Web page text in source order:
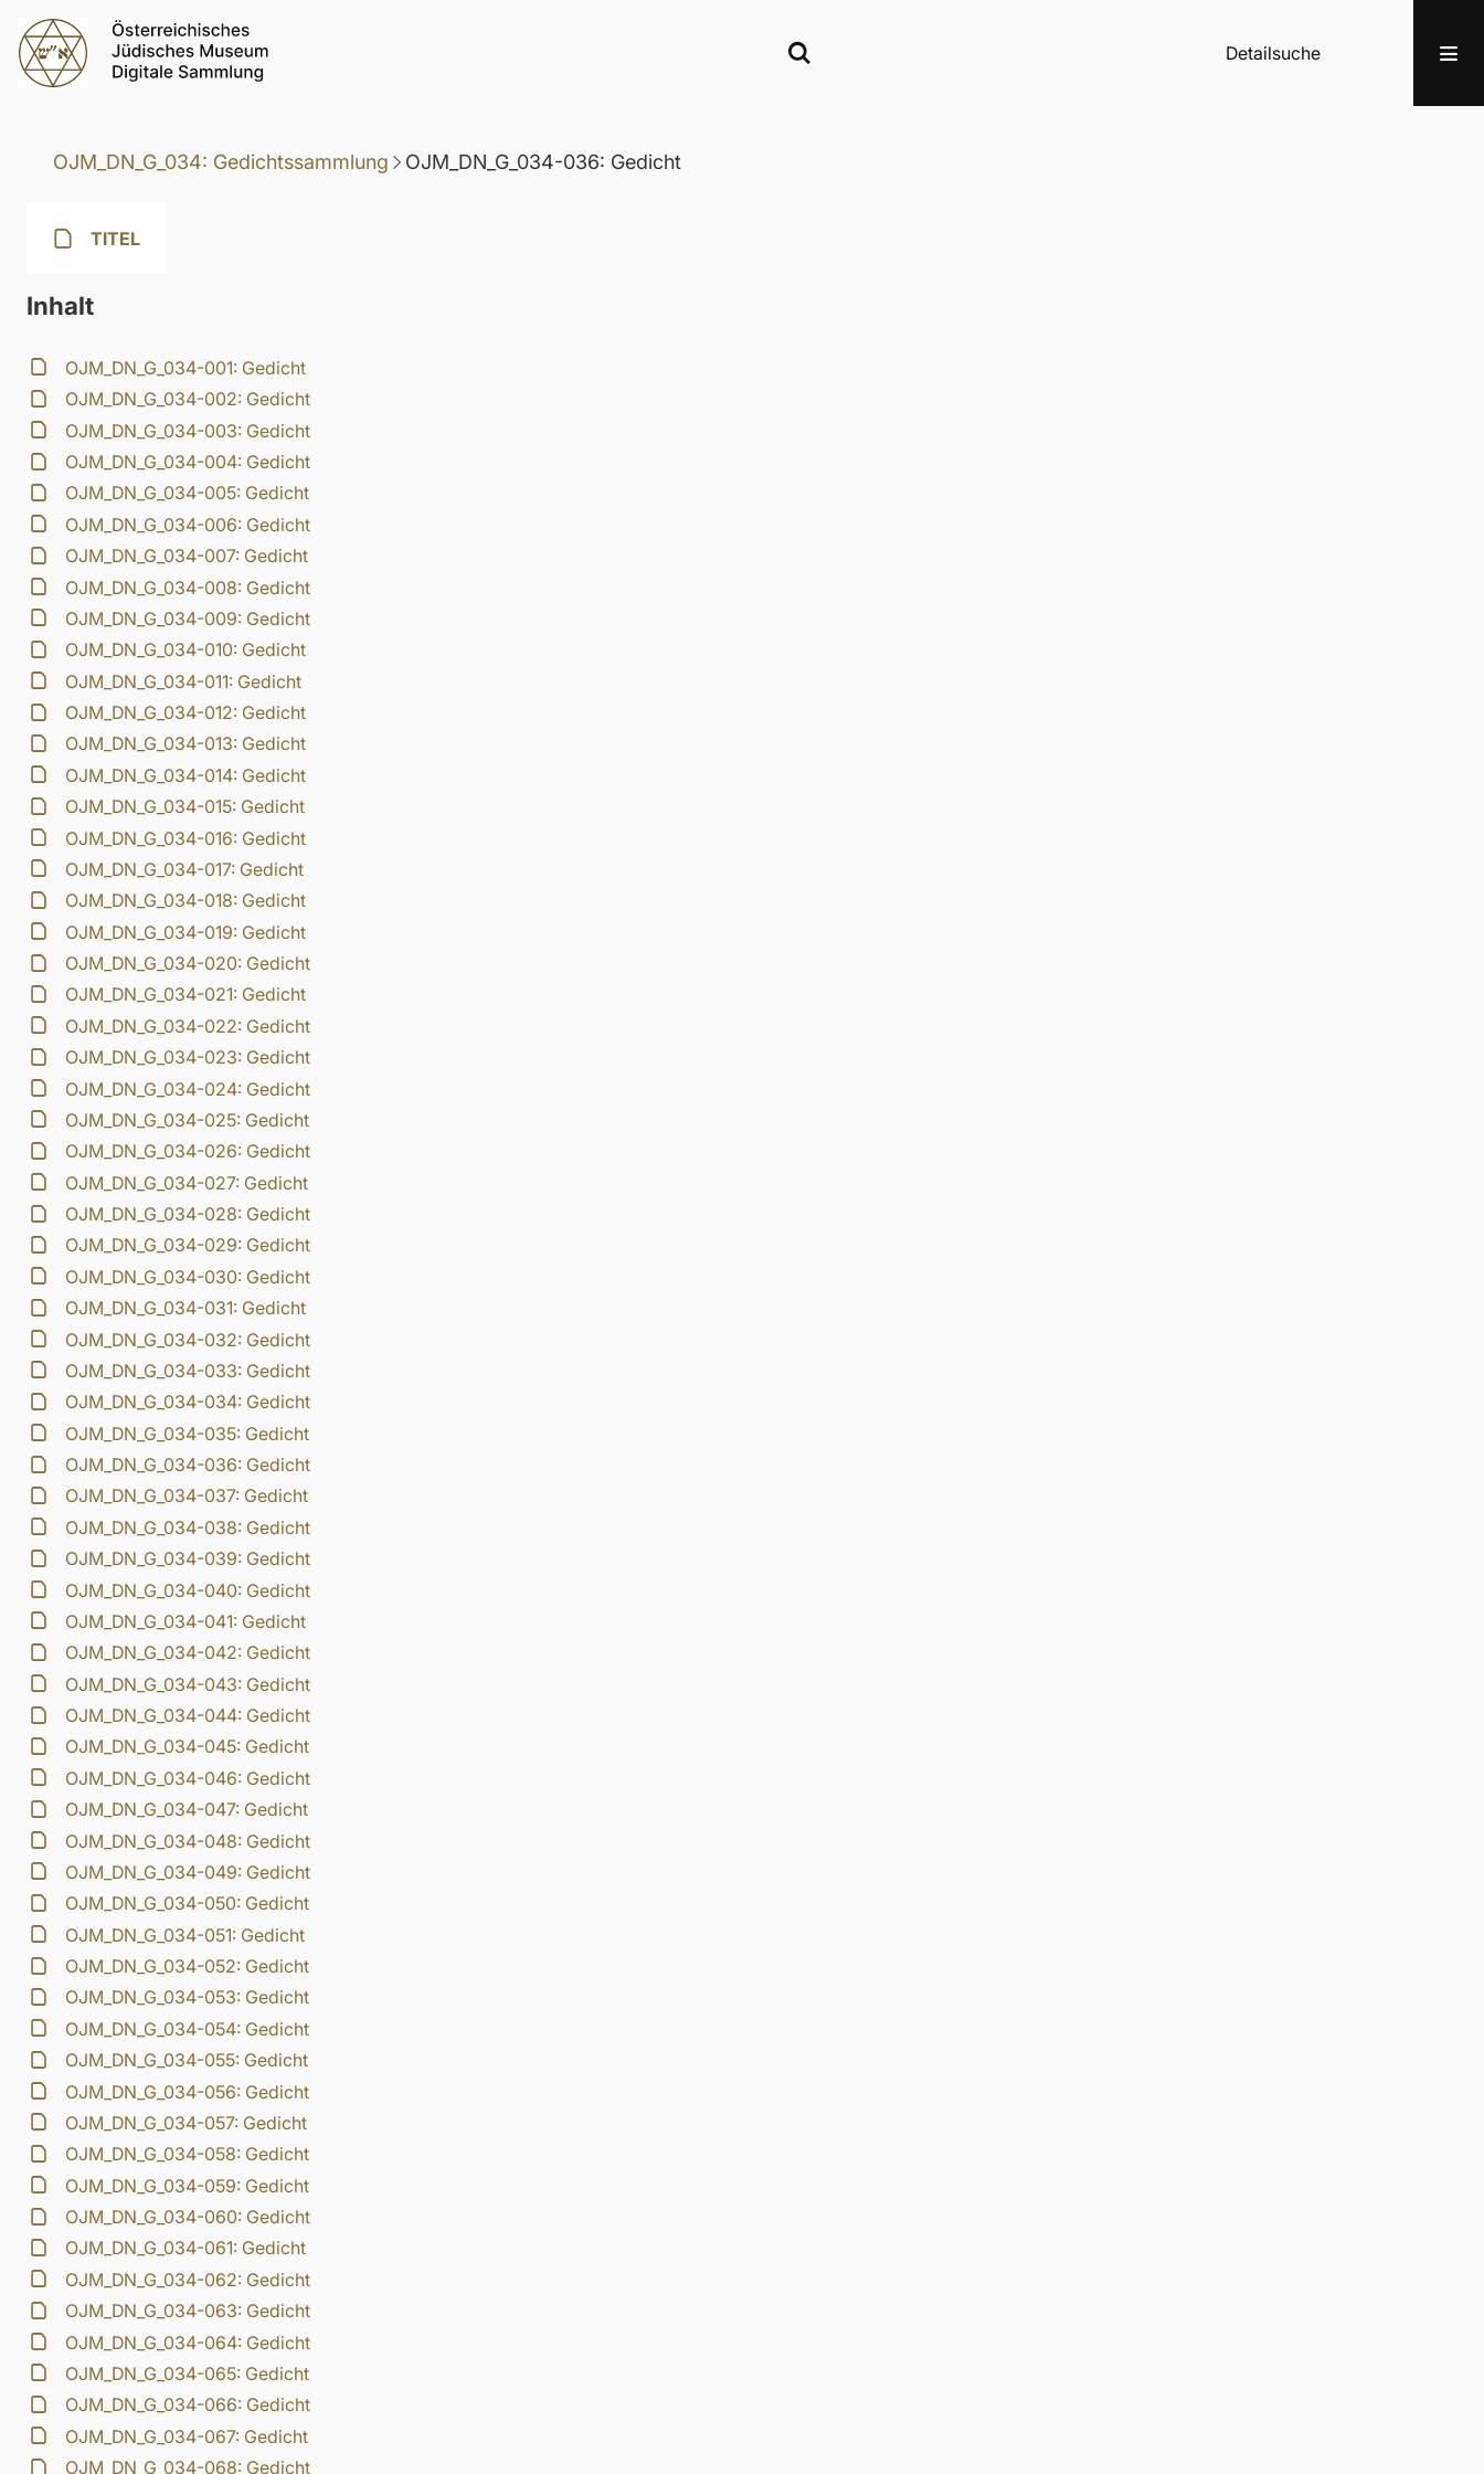
Detailsuche
OJM_DN_G_034: Gedichtssammlung OJM_DN_G_034-036: Gedicht
TITEL
Inhalt
OJM_DN_G_034-001: Gedicht
OJM_DN_G_034-002: Gedicht
OJM_DN_G_034-003: Gedicht
OJM_DN_G_034-004: Gedicht
OJM_DN_G_034-005: Gedicht
OJM_DN_G_034-006: Gedicht
OJM_DN_G_034-007: Gedicht
OJM_DN_G_034-008: Gedicht
OJM_DN_G_034-009: Gedicht
OJM_DN_G_034-010: Gedicht
OJM_DN_G_034-011: Gedicht
OJM_DN_G_034-012: Gedicht
OJM_DN_G_034-013: Gedicht
OJM_DN_G_034-014: Gedicht
OJM_DN_G_034-015: Gedicht
OJM_DN_G_034-016: Gedicht
OJM_DN_G_034-017: Gedicht
OJM_DN_G_034-018: Gedicht
OJM_DN_G_034-019: Gedicht
OJM_DN_G_034-020: Gedicht
OJM_DN_G_034-021: Gedicht
OJM_DN_G_034-022: Gedicht
OJM_DN_G_034-023: Gedicht
OJM_DN_G_034-024: Gedicht
OJM_DN_G_034-025: Gedicht
OJM_DN_G_034-026: Gedicht
OJM_DN_G_034-027: Gedicht
OJM_DN_G_034-028: Gedicht
OJM_DN_G_034-029: Gedicht
OJM_DN_G_034-030: Gedicht
OJM_DN_G_034-031: Gedicht
OJM_DN_G_034-032: Gedicht
OJM_DN_G_034-033: Gedicht
OJM_DN_G_034-034: Gedicht
OJM_DN_G_034-035: Gedicht
OJM_DN_G_034-036: Gedicht
OJM_DN_G_034-037: Gedicht
OJM_DN_G_034-038: Gedicht
OJM_DN_G_034-039: Gedicht
OJM_DN_G_034-040: Gedicht
OJM_DN_G_034-041: Gedicht
OJM_DN_G_034-042: Gedicht
OJM_DN_G_034-043: Gedicht
OJM_DN_G_034-044: Gedicht
OJM_DN_G_034-045: Gedicht
OJM_DN_G_034-046: Gedicht
OJM_DN_G_034-047: Gedicht
OJM_DN_G_034-048: Gedicht
OJM_DN_G_034-049: Gedicht
OJM_DN_G_034-050: Gedicht
OJM_DN_G_034-051: Gedicht
OJM_DN_G_034-052: Gedicht
OJM_DN_G_034-053: Gedicht
OJM_DN_G_034-054: Gedicht
OJM_DN_G_034-055: Gedicht
OJM_DN_G_034-056: Gedicht
OJM_DN_G_034-057: Gedicht
OJM_DN_G_034-058: Gedicht
OJM_DN_G_034-059: Gedicht
OJM_DN_G_034-060: Gedicht
OJM_DN_G_034-061: Gedicht
OJM_DN_G_034-062: Gedicht
OJM_DN_G_034-063: Gedicht
OJM_DN_G_034-064: Gedicht
OJM_DN_G_034-065: Gedicht
OJM_DN_G_034-066: Gedicht
OJM_DN_G_034-067: Gedicht
OJM_DN_G_034-068: Gedicht